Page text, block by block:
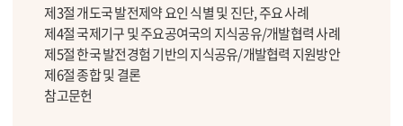
제3절 개도국 발전제약 요인 식별 및 진단, 주요 사례
제4절 국제기구 및 주요공여국의 지식공유/개발협력 사례
제5절 한국 발전경험 기반의 지식공유/개발협력 지원방안
제6절 종합 및 결론
참고문헌